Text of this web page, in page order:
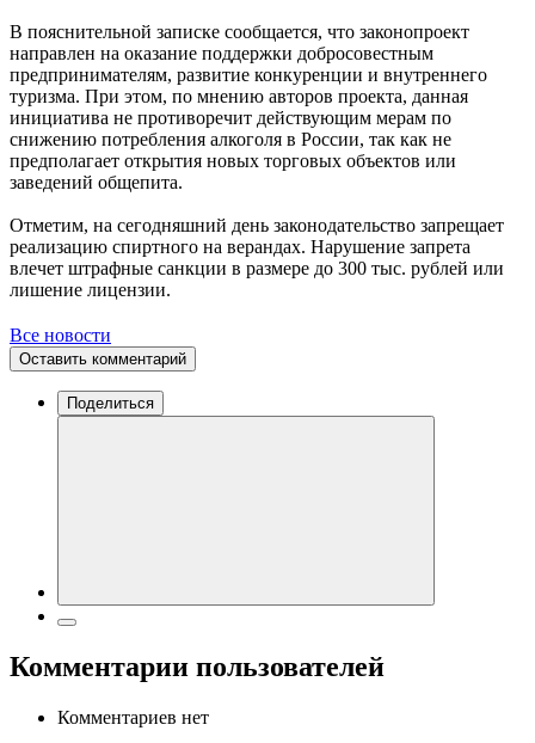
В пояснительной записке сообщается, что законопроект
направлен на оказание поддержки добросовестным
предпринимателям, развитие конкуренции и внутреннего
туризма. При этом, по мнению авторов проекта, данная
инициатива не противоречит действующим мерам по
снижению потребления алкоголя в России, так как не
предполагает открытия новых торговых объектов или
заведений общепита.
Отметим, на сегодняшний день законодательство запрещает
реализацию спиртного на верандах. Нарушение запрета
влечет штрафные санкции в размере до 300 тыс. рублей или
лишение лицензии.
Все новости
Оставить комментарий
Поделиться
Комментарии пользователей
Комментариев нет